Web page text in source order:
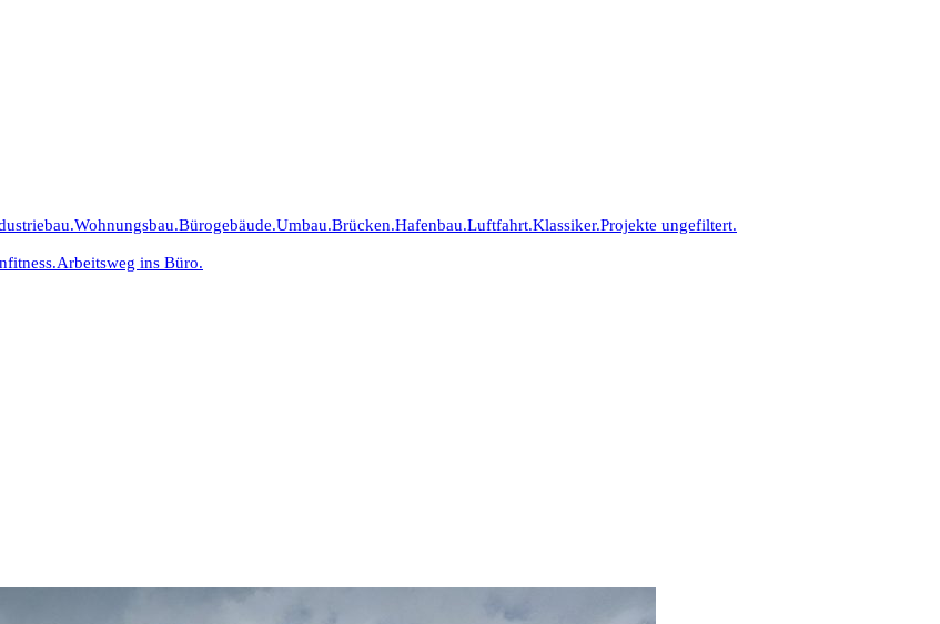
Wohnungsbau.Bürogebäude.Umbau.Brücken.Hafenbau.Luftfahrt.Klassiker.Projekte ungefiltert.
Arbeitsweg ins Büro.